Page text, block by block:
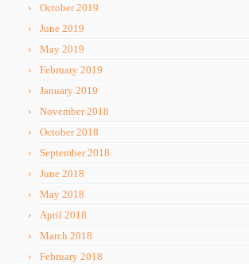
October 2019
June 2019
May 2019
February 2019
January 2019
November 2018
October 2018
September 2018
June 2018
May 2018
April 2018
March 2018
February 2018